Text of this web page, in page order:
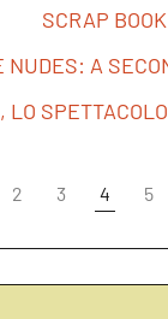
SCRAP BOOK
NUDES: A
LO
2 3 4 5